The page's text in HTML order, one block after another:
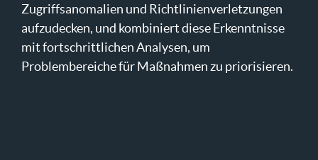
Zugriffsanomalien und Richtlinienverletzungen
aufzudecken, und kombiniert diese Erkenntnisse
mit fortschrittlichen Analysen, um
Problembereiche für Maßnahmen zu priorisieren.